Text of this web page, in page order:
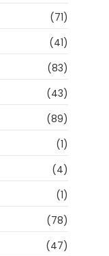
(71)
(41)
(83)
(43)
(89)
(1)
(4)
(1)
(78)
(47)